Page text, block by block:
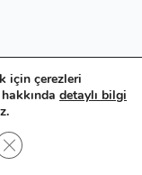
için çerezleri
detaylı bilgi
GDPR çerez şeridini